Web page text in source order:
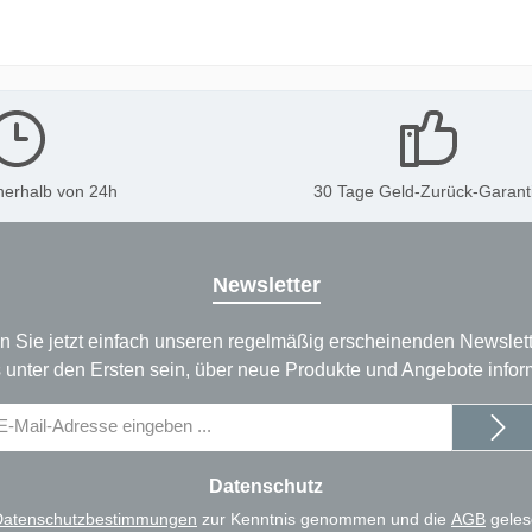
von 24h 30 Tage Geld-Zurück-
Newsletter
Sie jetzt einfach unseren regelmäßig erscheinenden
den Ersten sein, über neue Produkte und Angebote
Datenschutz
zur Kenntnis genommen und die AGB